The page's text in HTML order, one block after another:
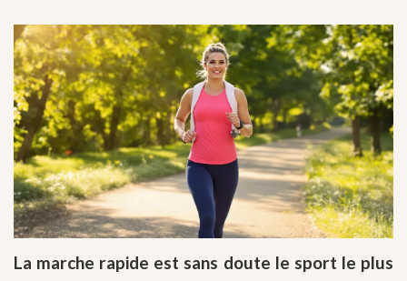
La marche rapide est sans doute le sport le plus